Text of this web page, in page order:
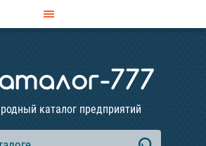
каталог предприятий